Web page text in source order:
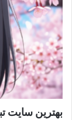
بهترین سایت